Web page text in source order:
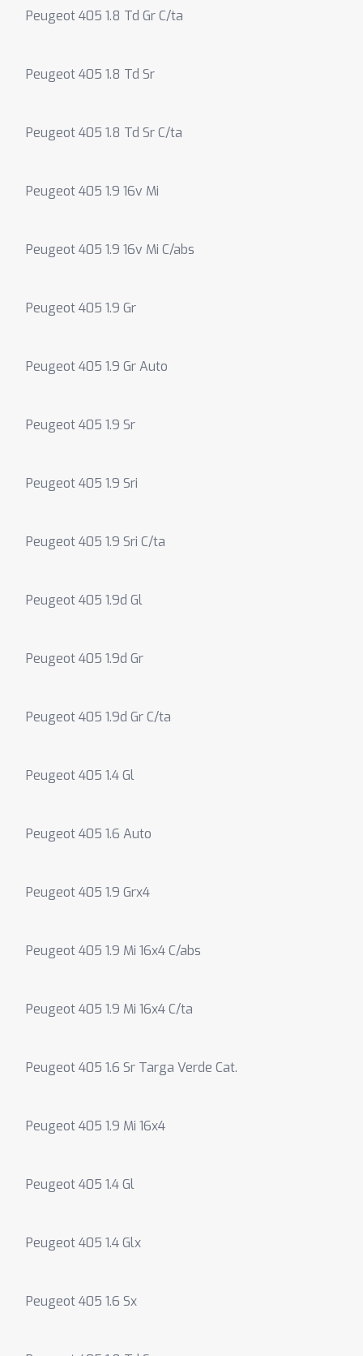
Peugeot 405 1.8 Td Gr C/ta
Peugeot 405 1.8 Td Sr
Peugeot 405 1.8 Td Sr C/ta
Peugeot 405 1.9 16v Mi
Peugeot 405 1.9 16v Mi C/abs
Peugeot 405 1.9 Gr
Peugeot 405 1.9 Gr Auto
Peugeot 405 1.9 Sr
Peugeot 405 1.9 Sri
Peugeot 405 1.9 Sri C/ta
Peugeot 405 1.9d Gl
Peugeot 405 1.9d Gr
Peugeot 405 1.9d Gr C/ta
Peugeot 405 1.4 Gl
Peugeot 405 1.6 Auto
Peugeot 405 1.9 Grx4
Peugeot 405 1.9 Mi 16x4 C/abs
Peugeot 405 1.9 Mi 16x4 C/ta
Peugeot 405 1.6 Sr Targa Verde Cat.
Peugeot 405 1.9 Mi 16x4
Peugeot 405 1.4 Gl
Peugeot 405 1.4 Glx
Peugeot 405 1.6 Sx